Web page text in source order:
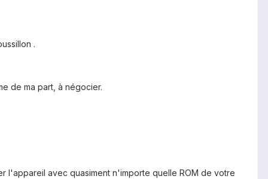
.
de ma part, à négocier.
l'appareil avec quasiment n'importe quelle ROM de votre